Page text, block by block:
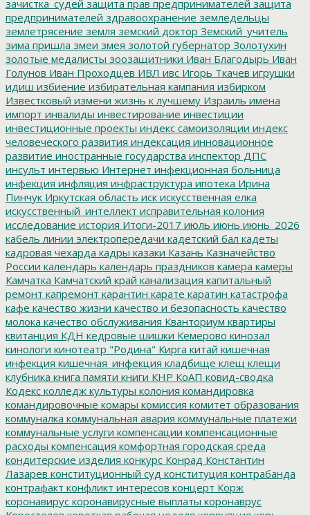
зачистка_судей защита прав предпринимателей защита
предпринимателей здравоохранение земледельцы
землетрясение земля земский доктор Земский_учитель
зима пришла змеи змея золотой губернатор Золотухин
золотые медалисты зоозащитники Иван Благодырь Иван
Голунов Иван Проходцев ИВЛ ивс Игорь Ткачев игрушки
идиш избиение избирательная кампания избирком
Известковый измени жизнь к лучшему Израиль имена
импорт инвалиды инвестирование инвестиции
инвестиционные проекты индекс самоизоляции индекс
человеческого развития индексация инновационное
развитие иностранные государства инспектор ДПС
инсульт интервью Интернет инфекционная больница
инфекция инфляция инфраструктура ипотека Ирина
Пинчук Иркутская область иск искусственная елка
искусственный_интеллект исправительная колония
исследование история Итоги-2017 июль июнь июнь_2026
кабель линии электропередачи кадетский бал кадеты
кадровая чехарда кадры казаки Казань Казначейство
России календарь календарь праздников камера камеры
Камчатка Камчатский край канализация капитальный
ремонт капремонт карантин карате каратин катастрофа
кафе качество жизни качество и безопасность качество
молока качество обслуживания Кванториум квартиры
квитанция КДН кедровые шишки Кемерово кинозал
кинологи кинотеатр "Родина" Кирга китай кишечная
инфекция кишечная_инфекция кладбище клещ клещи
клубника книга памяти книги КНР КоАП ковид-сводка
Кодекс колледж культуры колония командировка
командировочные комары комиссия комитет образования
коммуналка коммунальная авария коммунальные платежи
коммунальные услуги компенсации компенсационные
расходы компенсация комфортная городская среда
кондитерские изделия конкурс Конрад Константин
Лазарев конституционный суд конституция контрабанда
контрафакт конфликт интересов концерт Корж
коронавирус коронавирусные выплаты коронаврус